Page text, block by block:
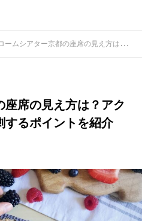
ームシアター京都の座席の見え方は？アクセス情報と快適に観劇するポイントを紹介
座席の見え方は？アク
するポイントを紹介